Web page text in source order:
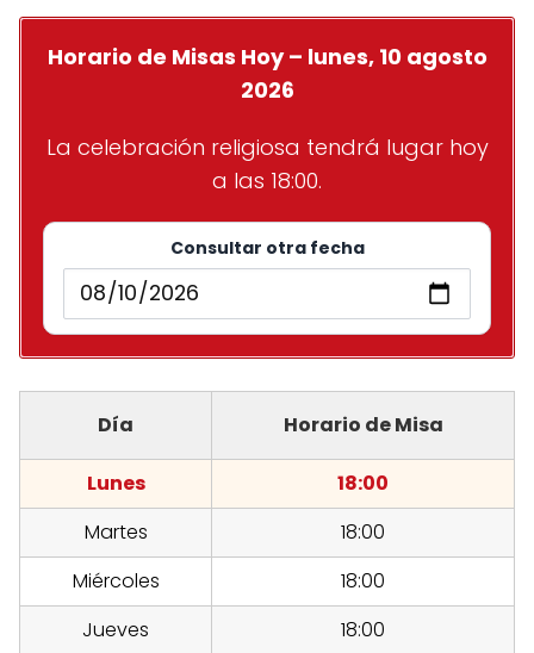
Horario de Misas Hoy – lunes, 10 agosto
2026
La celebración religiosa tendrá lugar hoy
a las 18:00.
Consultar otra fecha
Día Horario de Misa
Lunes
18:00
Martes
18:00
Miércoles
18:00
Jueves
18:00